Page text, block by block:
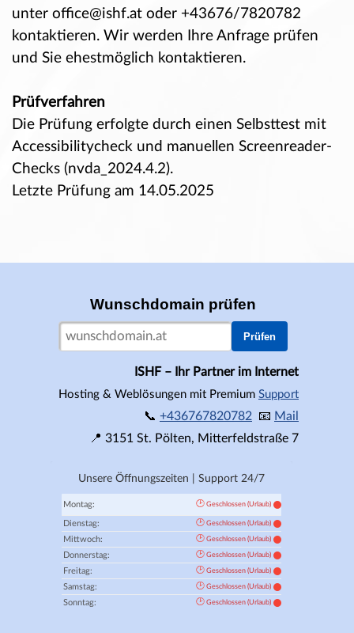
unter office@ishf.at oder +43676/7820782
kontaktieren. Wir werden Ihre Anfrage prüfen
und Sie ehestmöglich kontaktieren.
Prüfverfahren
Die Prüfung erfolgte durch einen Selbsttest mit
Accessibilitycheck und manuellen Screenreader-
Checks (nvda_2024.4.2).
Letzte Prüfung am 14.05.2025
Unsere Öffnungszeiten | Support 24/7
Montag: 🕑 Geschlossen (Urlaub)
Dienstag: 🕑 Geschlossen (Urlaub)
Mittwoch: 🕑 Geschlossen (Urlaub)
Donnerstag: 🕑 Geschlossen (Urlaub)
Freitag: 🕑 Geschlossen (Urlaub)
Samstag: 🕑 Geschlossen (Urlaub)
Sonntag: 🕑 Geschlossen (Urlaub)
Wunschdomain prüfen
Prüfen
ISHF – Ihr Partner im Internet
Hosting & Weblösungen mit Premium Support
📞 +436767820782 📧 Mail
📍 3151 St. Pölten, Mitterfeldstraße 7